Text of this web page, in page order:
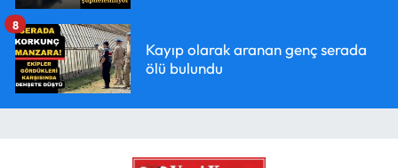
Kayıp olarak aranan genç serada
ölü bulundu
8